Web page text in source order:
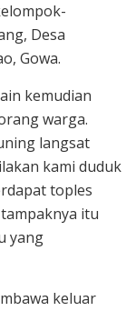
Desa
Gowa.
kemudian
warga.
langsat
kami duduk
toples
itu
yang
keluar